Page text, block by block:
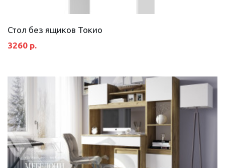
Стол без ящиков Токио
3260 р.